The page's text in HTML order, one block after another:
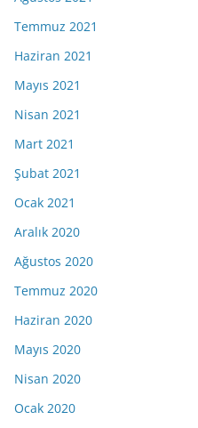
Temmuz 2021
Haziran 2021
Mayıs 2021
Nisan 2021
Mart 2021
Şubat 2021
Ocak 2021
Aralık 2020
Ağustos 2020
Temmuz 2020
Haziran 2020
Mayıs 2020
Nisan 2020
Ocak 2020